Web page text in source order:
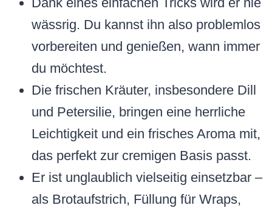
wässrig. Du kannst ihn also problemlos
vorbereiten und genießen, wann immer
du möchtest.
Die frischen Kräuter, insbesondere Dill
und Petersilie, bringen eine herrliche
Leichtigkeit und ein frisches Aroma mit,
das perfekt zur cremigen Basis passt.
Er ist unglaublich vielseitig einsetzbar –
als Brotaufstrich, Füllung für Wraps,